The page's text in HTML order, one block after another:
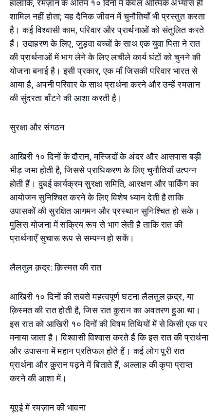
हालांकि, रमज़ान के अंतिम १० दिनों में केवल आत्मिक अभ्यास ही
शामिल नहीं होता; यह दैनिक जीवन में चुनौतियाँ भी प्रस्तुत करता
है। कई विश्वासी काम, परिवार और प्रार्थनाओं को संतुलित करते
हैं। उदाहरण के लिए, जुड़वा बच्चों के साथ एक युवा पिता ने रात
की प्रार्थनाओं में भाग लेने के लिए लचीले कार्य घंटों को चुनने की
योजना बनाई है। इसी प्रकार, एक माँ जिसकी परिवार भारत से
आया है, अपनी परिवार के साथ प्रार्थना करने और उन्हें रमज़ान
की सुंदरता बाँटने की आशा करती है।
सुरक्षा और संगठन
आखिरी १० दिनों के दौरान, मस्जिदों के अंदर और आसपास बड़ी
भीड़ जमा होती है, जिससे प्राधिकरण के लिए चुनौतियाँ उत्पन्न
होती हैं। दुबई कार्यक्रम सुरक्षा समिति, आरक्षण और पार्किंग का
आयोजन सुनिश्चित करने के लिए विशेष ध्यान देती है ताकि
उपासकों की सुरक्षित आगमन और प्रस्थान सुनिश्चित हो सके।
पुलिस योजना में सक्रिय रूप से भाग लेती है ताकि रात की
प्रार्थनाएँ सुचारू रूप से सम्पन्न हो सकें।
लैलतुल क़द्र: क़िस्मत की रात
आखिरी १० दिनों की सबसे महत्वपूर्ण घटना लैलतुल क़द्र, या
क़िस्मत की रात होती है, जिस रात क़ुरान का अवतरण हुआ था।
इस रात को आखिरी १० दिनों की विषम तिथियों में से किसी एक पर
मनाया जाता है। विश्वासी विश्वास करते हैं कि इस रात की प्रार्थना
और उपासना में महान प्रतिफल होते हैं। कई लोग पूरी रात
प्रार्थना और क़ुरान पढ़ने में बिताते हैं, अल्लाह की कृपा प्राप्त
करने की आशा में।
यूएई में रमज़ान की भावना